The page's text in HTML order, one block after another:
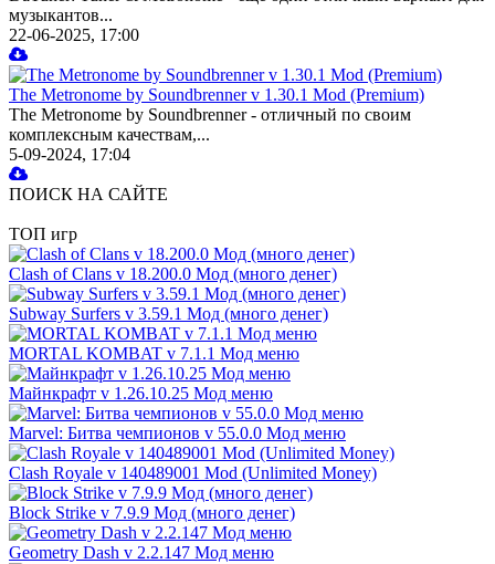
музыкантов...
22-06-2025, 17:00
The Metronome by Soundbrenner v 1.30.1 Mod (Premium)
The Metronome by Soundbrenner - отличный по своим
комплексным качествам,...
5-09-2024, 17:04
ПОИСК НА САЙТЕ
ТОП игр
Clash of Clans v 18.200.0 Мод (много денег)
Subway Surfers v 3.59.1 Мод (много денег)
MORTAL KOMBAT v 7.1.1 Мод меню
Майнкрафт v 1.26.10.25 Мод меню
Marvel: Битва чемпионов v 55.0.0 Мод меню
Clash Royale v 140489001 Mod (Unlimited Money)
Block Strike v 7.9.9 Мод (много денег)
Geometry Dash v 2.2.147 Мод меню